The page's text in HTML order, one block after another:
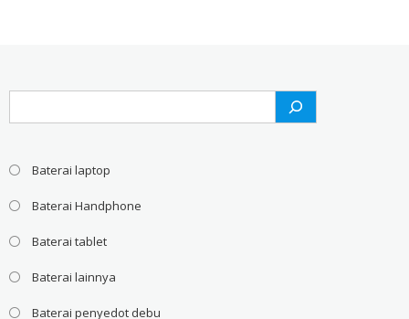
Baterai laptop
Baterai Handphone
Baterai tablet
Baterai lainnya
Baterai penyedot debu